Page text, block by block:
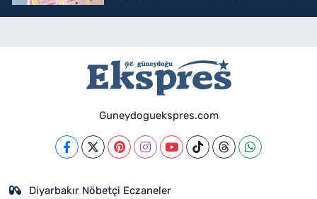
Guneydoguekspres.com
Diyarbakır Nöbetçi Eczaneler